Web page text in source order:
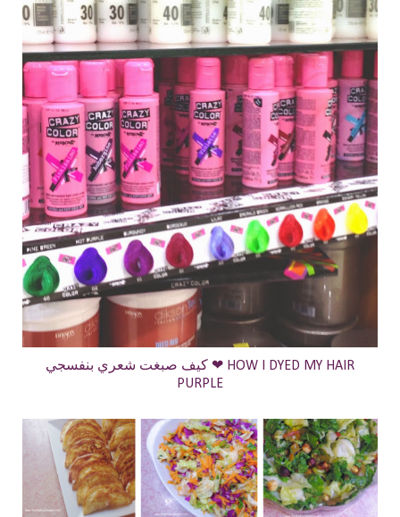
كيف صبغت شعري بنفسجي ❤ HOW I DYED MY HAIR
PURPLE